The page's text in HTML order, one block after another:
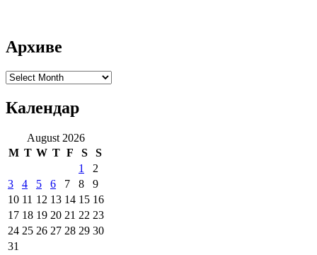
Архиве
Архиве
Календар
August 2026
M T W T F S
S
1
2
3
4 5 6 7 8
9
10 11 12 13 14 15 16
17 18 19 20 21 22 23
24 25 26 27 28 29 30
31